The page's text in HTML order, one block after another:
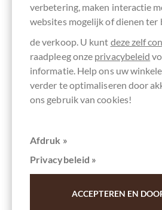
verbetering, maken interactie
websites mogelijk of dienen ter
de verkoop. U kunt deze zelf
raadpleeg onze privacybeleid
informatie. Help ons uw
verder te optimaliseren door
ons gebruik van cookies!
Afdruk »
Privacybeleid »
ACCEPTEREN EN